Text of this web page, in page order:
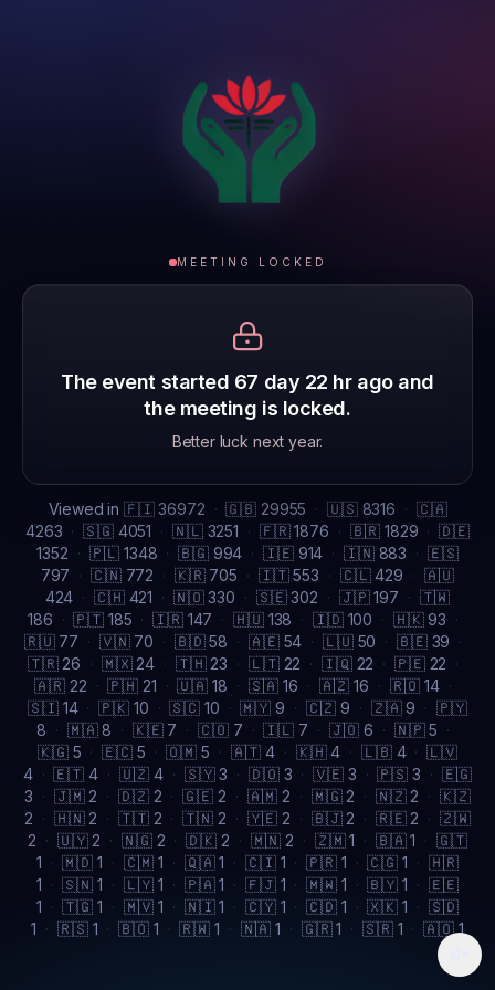
MEETING LOCKED
The event started 67 day 22 hrago and
the meeting is locked.
Better luck next year.
Viewed in 🇫🇮 36972 · 🇬🇧 29955 · 🇺🇸 8316 · 🇨🇦
4263 · 🇸🇬 4051 · 🇳🇱 3251 · 🇫🇷 1876 · 🇧🇷 1829 · 🇩🇪
1352 · 🇵🇱 1348 · 🇧🇬 994 · 🇮🇪 914 · 🇮🇳 883 · 🇪🇸
797 · 🇨🇳 772 · 🇰🇷 705 · 🇮🇹 553 · 🇨🇱 429 · 🇦🇺
424 · 🇨🇭 421 · 🇳🇴 330 · 🇸🇪 302 · 🇯🇵 197 · 🇹🇼
186 · 🇵🇹 185 · 🇮🇷 147 · 🇭🇺 138 · 🇮🇩 100 · 🇭🇰 93 ·
🇷🇺 77 · 🇻🇳 70 · 🇧🇩 58 · 🇦🇪 54 · 🇱🇺 50 · 🇧🇪 39 ·
🇹🇷 26 · 🇲🇽 24 · 🇹🇭 23 · 🇱🇹 22 · 🇮🇶 22 · 🇵🇪 22 ·
🇦🇷 22 · 🇵🇭 21 · 🇺🇦 18 · 🇸🇦 16 · 🇦🇿 16 · 🇷🇴 14 ·
🇸🇮 14 · 🇵🇰 10 · 🇸🇨 10 · 🇲🇾 9 · 🇨🇿 9 · 🇿🇦 9 · 🇵🇾
8 · 🇲🇦 8 · 🇰🇪 7 · 🇨🇴 7 · 🇮🇱 7 · 🇯🇴 6 · 🇳🇵 5 ·
🇰🇬 5 · 🇪🇨 5 · 🇴🇲 5 · 🇦🇹 4 · 🇰🇭 4 · 🇱🇧 4 · 🇱🇻
4 · 🇪🇹 4 · 🇺🇿 4 · 🇸🇾 3 · 🇩🇴 3 · 🇻🇪 3 · 🇵🇸 3 · 🇪🇬
3 · 🇯🇲 2 · 🇩🇿 2 · 🇬🇪 2 · 🇦🇲 2 · 🇲🇬 2 · 🇳🇿 2 · 🇰🇿
2 · 🇭🇳 2 · 🇹🇹 2 · 🇹🇳 2 · 🇾🇪 2 · 🇧🇯 2 · 🇷🇪 2 · 🇿🇼
2 · 🇺🇾 2 · 🇳🇬 2 · 🇩🇰 2 · 🇲🇳 2 · 🇿🇲 1 · 🇧🇦 1 · 🇬🇹
1 · 🇲🇩 1 · 🇨🇲 1 · 🇶🇦 1 · 🇨🇮 1 · 🇵🇷 1 · 🇨🇬 1 · 🇭🇷
1 · 🇸🇳 1 · 🇱🇾 1 · 🇵🇦 1 · 🇫🇯 1 · 🇲🇼 1 · 🇧🇾 1 · 🇪🇪
1 · 🇹🇬 1 · 🇲🇻 1 · 🇳🇮 1 · 🇨🇾 1 · 🇨🇩 1 · 🇽🇰 1 · 🇸🇩
1 · 🇷🇸 1 · 🇧🇴 1 · 🇷🇼 1 · 🇳🇦 1 · 🇬🇷 1 · 🇸🇷 1 · 🇦🇴 1